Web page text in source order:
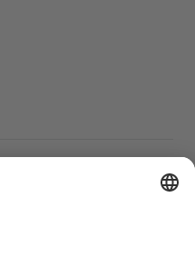
ቋንቋ ክፍሎች